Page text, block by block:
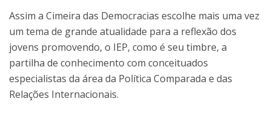
Assim a Cimeira das Democracias escolhe mais uma vez
um tema de grande atualidade para a reflexão dos
jovens promovendo, o IEP, como é seu timbre, a
partilha de conhecimento com conceituados
especialistas da área da Política Comparada e das
Relações Internacionais.